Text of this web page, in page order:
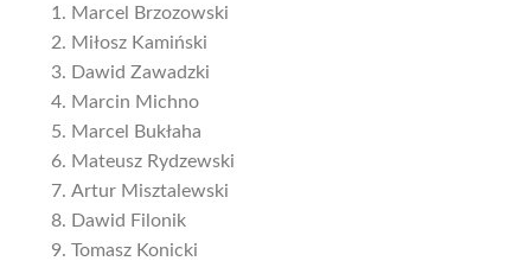
Marcel Brzozowski
Miłosz Kamiński
Dawid Zawadzki
Marcin Michno
Marcel Bukłaha
Mateusz Rydzewski
Artur Misztalewski
Dawid Filonik
Tomasz Konicki